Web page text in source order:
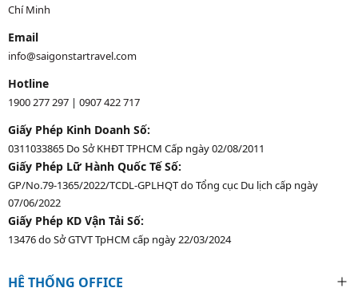
Chí Minh
Email
info@saigonstartravel.com
Hotline
1900 277 297 | 0907 422 717
Giấy Phép Kinh Doanh Số:
0311033865 Do Sở KHĐT TPHCM Cấp ngày 02/08/2011
Giấy Phép Lữ Hành Quốc Tế Số:
GP/No.79-1365/2022/TCDL-GPLHQT do Tổng cục Du lịch cấp ngày
07/06/2022
Giấy Phép KD Vận Tải Số:
13476 do Sở GTVT TpHCM cấp ngày 22/03/2024
HỆ THỐNG OFFICE